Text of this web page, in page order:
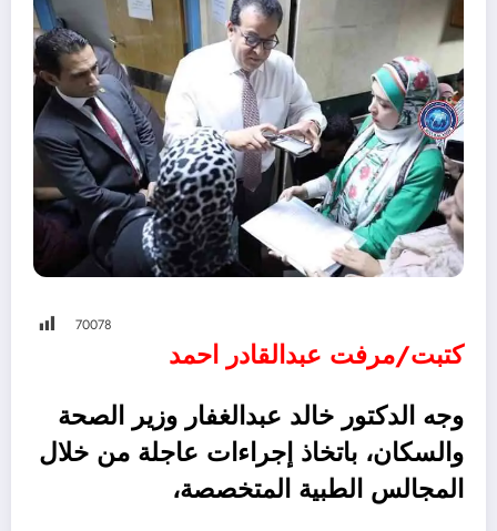
70078
كتبت/مرفت عبدالقادر احمد
وجه الدكتور خالد عبدالغفار وزير الصحة
والسكان، باتخاذ إجراءات عاجلة من خلال
المجالس الطبية المتخصصة،